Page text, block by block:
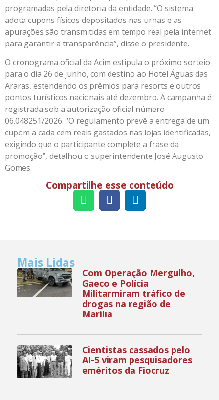
programadas pela diretoria da entidade. “O sistema
adota cupons físicos depositados nas urnas e as
apurações são transmitidas em tempo real pela internet
para garantir a transparência”, disse o presidente.
O cronograma oficial da Acim estipula o próximo sorteio
para o dia 26 de junho, com destino ao Hotel Águas das
Araras, estendendo os prêmios para resorts e outros
pontos turísticos nacionais até dezembro. A campanha é
registrada sob a autorização oficial número
06.048251/2026. “O regulamento prevê a entrega de um
cupom a cada cem reais gastados nas lojas identificadas,
exigindo que o participante complete a frase da
promoção”, detalhou o superintendente José Augusto
Gomes.
Compartilhe esse conteúdo
Mais Lidas
Com Operação Mergulho,
Gaeco e Polícia
Militarmiram tráfico de
drogas na região de
Marília
Cientistas cassados pelo
AI-5 viram pesquisadores
eméritos da Fiocruz